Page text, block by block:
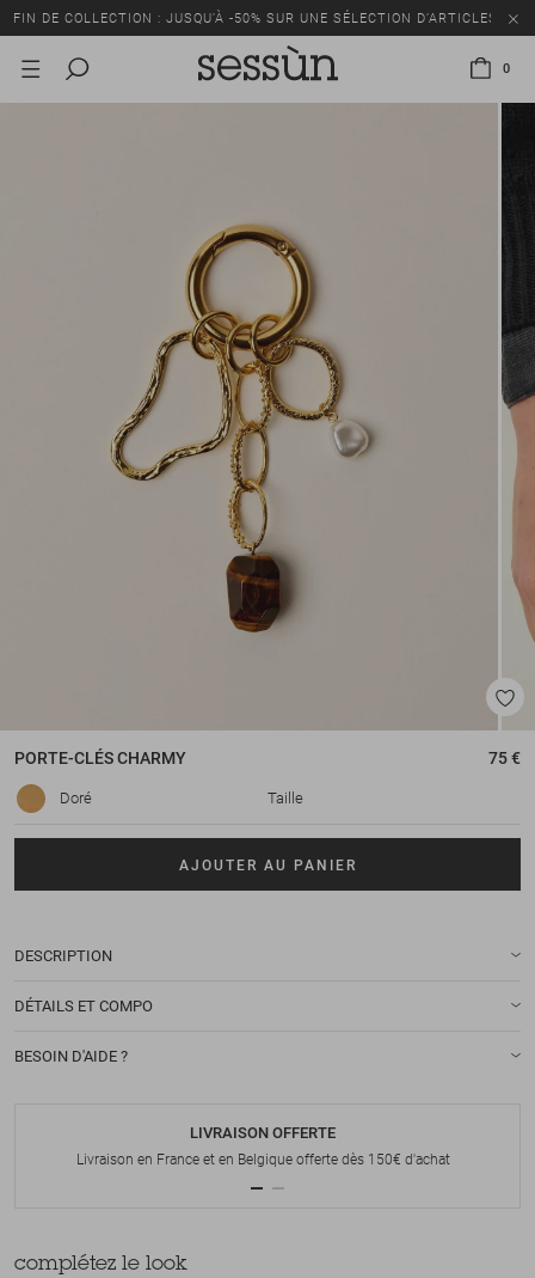
FIN DE COLLECTION : JUSQU’À -50% SUR UNE SÉLECTION D’ARTICLES
0
PORTE-CLÉSCHARMY 75 €
Doré Taille
AJOUTER AU PANIER
DESCRIPTION
DÉTAILS ET COMPO
BESOIN D'AIDE ?
LIVRAISON OFFERTE
Livraison en France et en Belgique offerte dès 150€ d'achat
complétez le look